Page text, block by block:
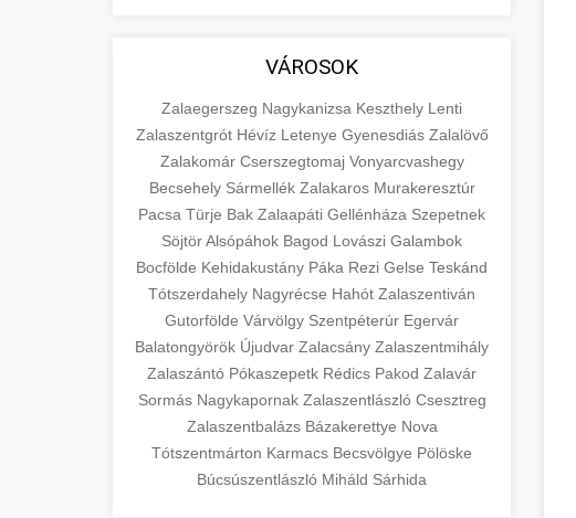
VÁROSOK
Zalaegerszeg Nagykanizsa Keszthely Lenti
Zalaszentgrót Hévíz Letenye Gyenesdiás Zalalövő
Zalakomár Cserszegtomaj Vonyarcvashegy
Becsehely Sármellék Zalakaros Murakeresztúr
Pacsa Türje Bak Zalaapáti Gellénháza Szepetnek
SöjtörAlsópáhok Bagod Lovászi Galambok
Bocfölde Kehidakustány Páka Rezi Gelse Teskánd
Tótszerdahely Nagyrécse Hahót Zalaszentiván
Gutorfölde Várvölgy Szentpéterúr Egervár
Balatongyörök Újudvar Zalacsány Zalaszentmihály
Zalaszántó Pókaszepetk Rédics Pakod Zalavár
Sormás Nagykapornak Zalaszentlászló Csesztreg
Zalaszentbalázs Bázakerettye Nova
Tótszentmárton Karmacs Becsvölgye Pölöske
Búcsúszentlászló Miháld Sárhida